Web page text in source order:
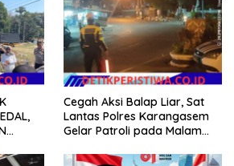
Cegah Aksi Balap Liar, Sat
Lantas Polres Karangasem
Gelar Patroli pada Malam